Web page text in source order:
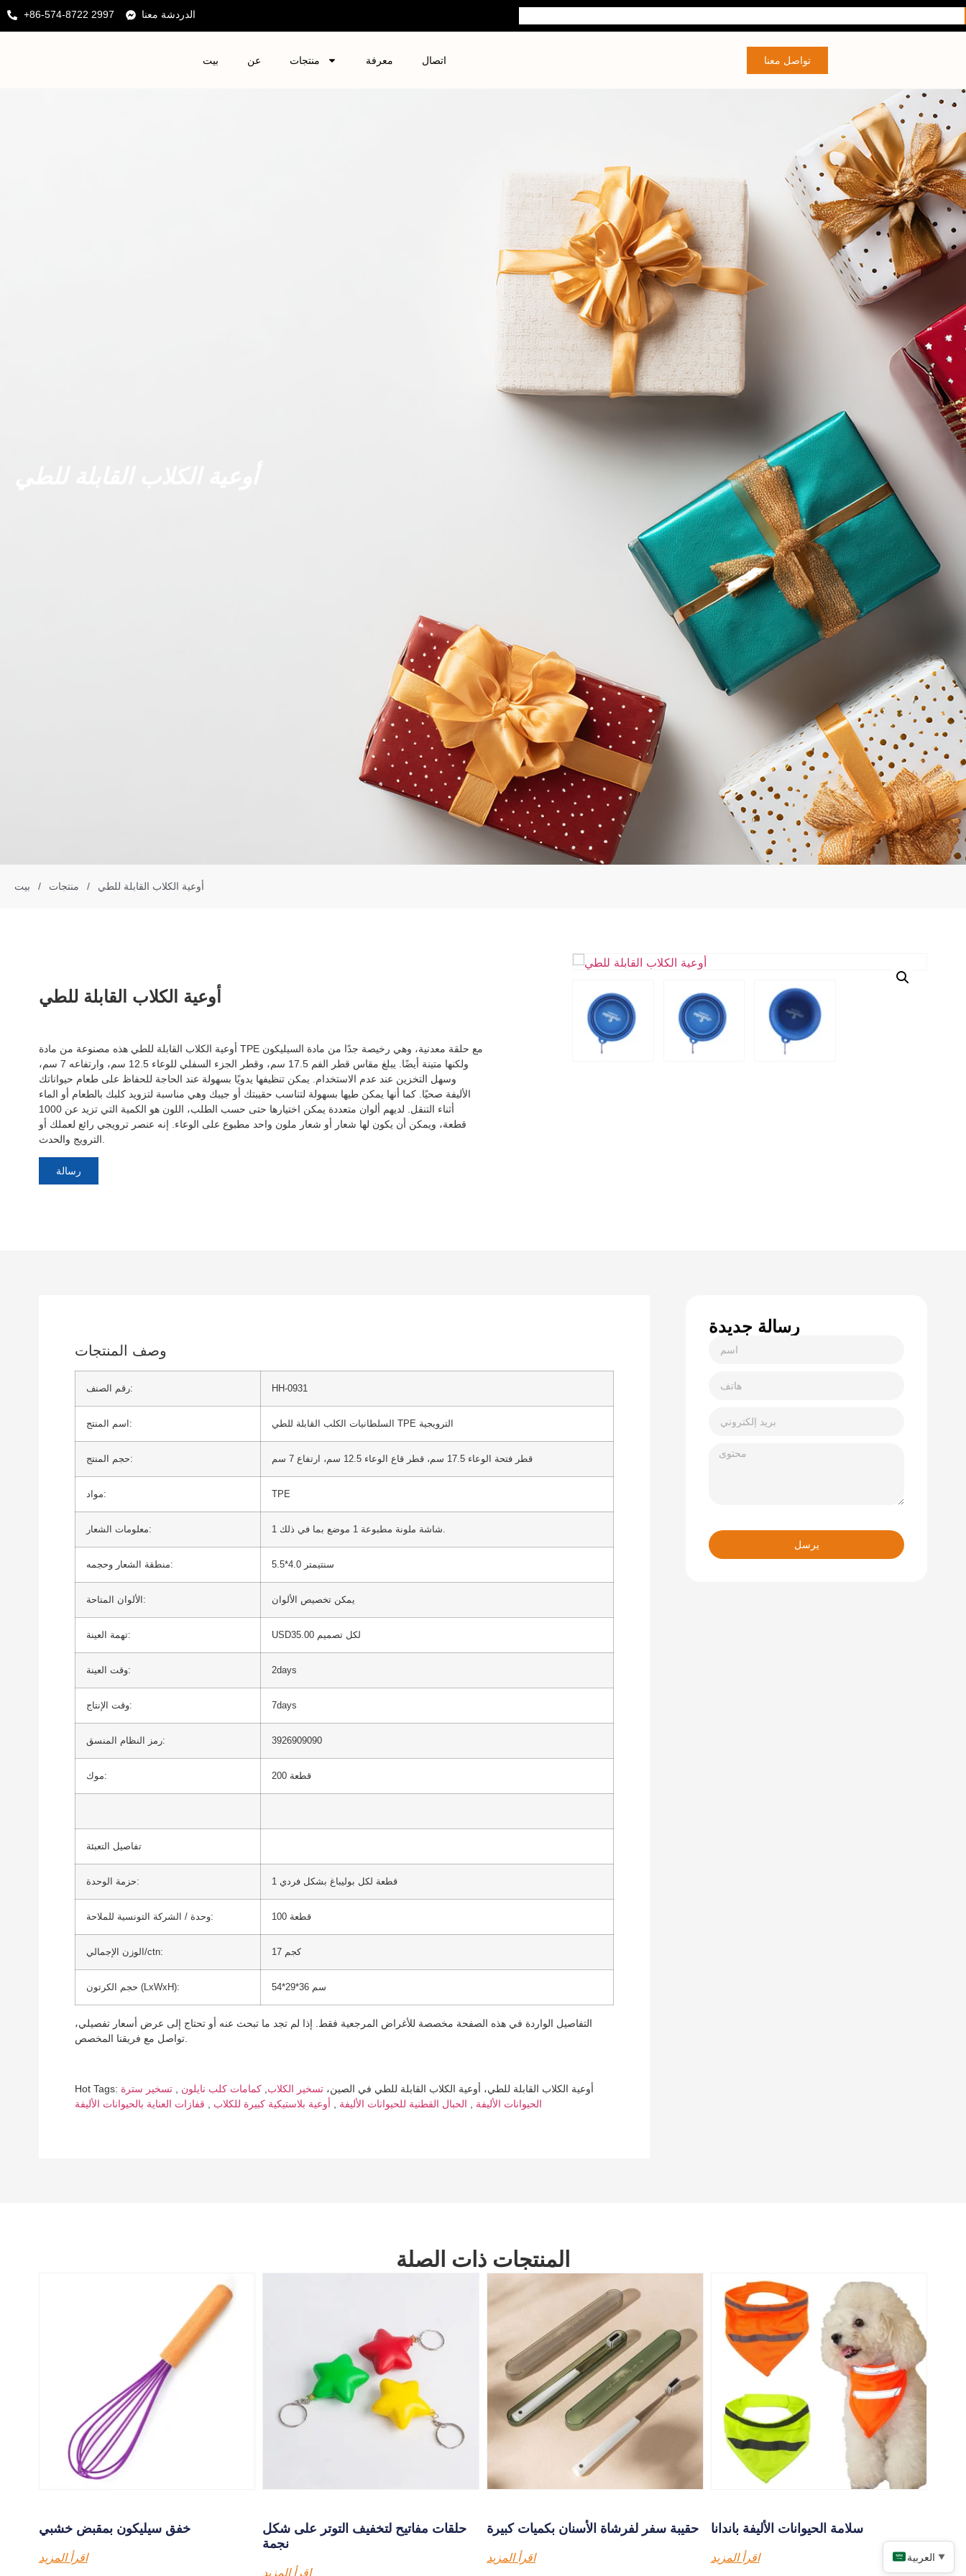
+86-574-8722 2997 الدردشة معنا
بيت عن منتجات معرفة اتصال تواصل معنا
بيت / منتجات / أوعية الكلاب القابلة للطي
أوعية الكلاب القابلة للطي
أوعية الكلاب القابلة للطي هذه مصنوعة من مادة TPE مع حلقة معدنية، وهي رخيصة جدًا من مادة السيليكون
ولكنها متينة أيضًا. يبلغ مقاس قطر الفم 17.5 سم، وقطر الجزء السفلي للوعاء 12.5 سم، وارتفاعه 7 سم،
وسهل التخزين عند عدم الاستخدام. يمكن تنظيفها يدويًا بسهولة عند الحاجة للحفاظ على طعام حيواناتك
الأليفة صحيًا. كما أنها يمكن طيها بسهولة لتناسب حقيبتك أو جيبك وهي مناسبة لتزويد كلبك بالطعام أو الماء
أثناء التنقل. لديهم ألوان متعددة يمكن اختيارها حتى حسب الطلب، اللون هو الكمية التي تزيد عن 1000
قطعة، ويمكن أن يكون لها شعار أو شعار ملون واحد مطبوع على الوعاء. إنه عنصر ترويجي رائع لعملك أو
رسالة
وصف المنتجات
رقم الصنف: HH-0931
اسم المنتج: السلطانيات الكلب القابلة للطي TPE الترويجية
حجم المنتج: قطر فتحة الوعاء 17.5 سم، قطر قاع الوعاء 12.5 سم، ارتفاع 7 سم
مواد: TPE
معلومات الشعار:
منطقة الشعار وحجمه: 5.5*4.0 سنتيمتر
الألوان المتاحة: يمكن تخصيص الألوان
تهمة العينة: USD35.00 لكل تصميم
وقت العينة: 2days
وقت الإنتاج: 7days
رمز النظام المنسق: 3926909090
موك: 200 قطعة
تفاصيل التعبئة
حزمة الوحدة: 1 قطعة لكل بوليباغ بشكل فردي
وحدة / الشركة التونسية للملاحة: 100 قطعة
الوزن الإجمالي/ctn: 17 كجم
حجم الكرتون (LxWxH): 54*29*36 سم
التفاصيل الواردة في هذه الصفحة مخصصة للأغراض المرجعية فقط. إذا لم تجد ما تبحث عنه أو تحتاج إلى عرض أسعار تفصيلي،
تواصل مع فريقنا المخصص.
Hot Tags: أوعية الكلاب القابلة للطي، أوعية الكلاب القابلة للطي في الصين،تسخير الكلاب,كمامات كلب نايلون ,تسخير سترة
الحيوانات الأليفة , الحبال القطنية للحيوانات الأليفة , أوعية بلاستيكية كبيرة للكلاب ,
رسالة جديدة
يرسل
المنتجات ذات الصلة
خفق سيليكون بمقبض خشبي
اقرأ المزيد
حلقات مفاتيح لتخفيف التوتر على شكل
نجمة
اقرأ المزيد
حقيبة سفر لفرشاة الأسنان بكميات كبيرة
اقرأ المزيد
سلامة الحيوانات الأليفة باندانا
اقرأ المزيد العربية ▼